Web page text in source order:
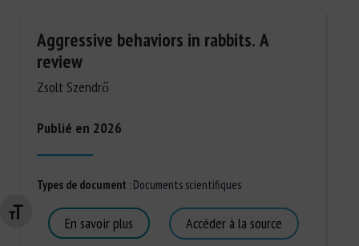
Changer la taille de la police
Aggressive behaviors in rabbits. A
review
Zsolt Szendrő
Publié en 2026
Types de document : Documents scientifiques
En savoir plus Accéder à la source